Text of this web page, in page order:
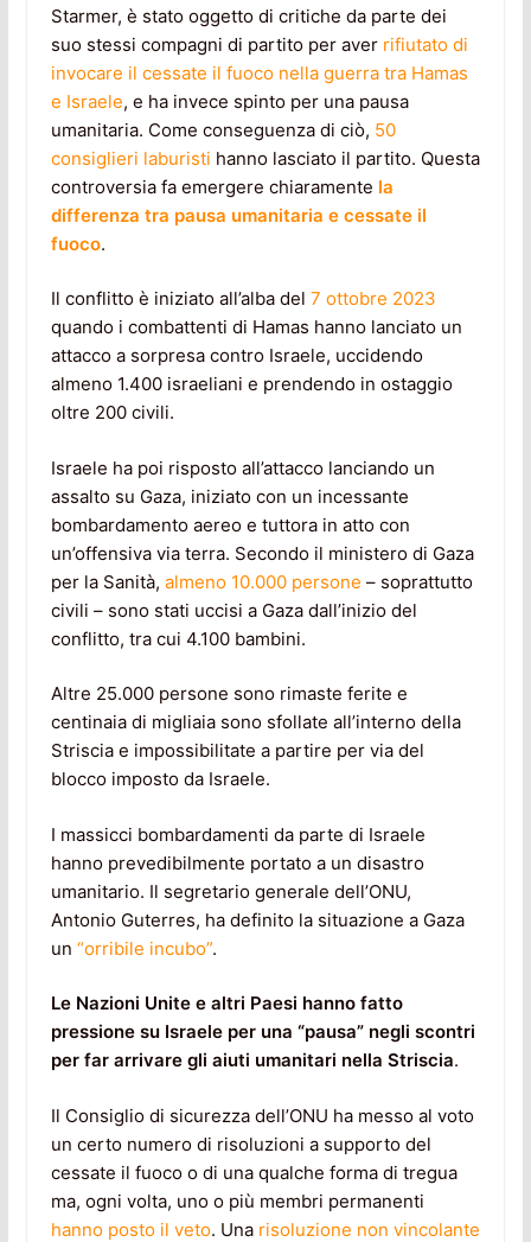
Starmer, è stato oggetto di critiche da parte dei
suo stessi compagni di partito per aver rifiutato di
invocare il cessate il fuoco nella guerra tra Hamas
e Israele, e ha invece spinto per una pausa
umanitaria. Come conseguenza di ciò, 50
consiglieri laburisti hanno lasciato il partito. Questa
controversia fa emergere chiaramente la
differenza tra pausa umanitaria e cessate il
fuoco.
Il conflitto è iniziato all’alba del 7 ottobre 2023
quando i combattenti di Hamas hanno lanciato un
attacco a sorpresa contro Israele, uccidendo
almeno 1.400 israeliani e prendendo in ostaggio
oltre 200 civili.
Israele ha poi risposto all’attacco lanciando un
assalto su Gaza, iniziato con un incessante
bombardamento aereo e tuttora in atto con
un’offensiva via terra. Secondo il ministero di Gaza
per la Sanità, almeno 10.000 persone – soprattutto
civili – sono stati uccisi a Gaza dall’inizio del
conflitto, tra cui 4.100 bambini.
Altre 25.000 persone sono rimaste ferite e
centinaia di migliaia sono sfollate all’interno della
Striscia e impossibilitate a partire per via del
blocco imposto da Israele.
I massicci bombardamenti da parte di Israele
hanno prevedibilmente portato a un disastro
umanitario. Il segretario generale dell’ONU,
Antonio Guterres, ha definito la situazione a Gaza
un “orribile incubo”.
Le Nazioni Unite e altri Paesi hanno fatto
pressione su Israele per una “pausa” negli scontri
per far arrivare gli aiuti umanitari nella Striscia.
Il Consiglio di sicurezza dell’ONU ha messo al voto
un certo numero di risoluzioni a supporto del
cessate il fuoco o di una qualche forma di tregua
ma, ogni volta, uno o più membri permanenti
hanno posto il veto. Una risoluzione non vincolante